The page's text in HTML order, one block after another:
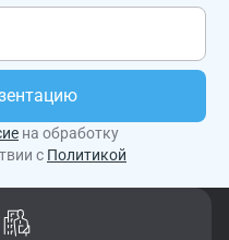
на обработку
с Политикой